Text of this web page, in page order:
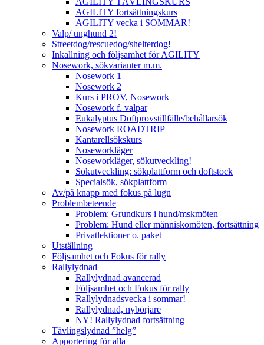
AGILITY fortsättningskurs
AGILITY vecka i SOMMAR!
Valp/ unghund 2!
Streetdog/rescuedog/shelterdog!
Inkallning och följsamhet för AGILITY
Nosework, sökvarianter m.m.
Nosework 1
Nosework 2
Kurs i PROV, Nosework
Nosework f. valpar
Eukalyptus Doftprovstillfälle/behållarsök
Nosework ROADTRIP
Kantarellsökskurs
Noseworkläger
Noseworkläger, sökutveckling!
Sökutveckling: sökplattform och doftstock
Specialsök, sökplattform
Av/på knapp med fokus på lugn
Problembeteende
Problem: Grundkurs i hund/mskmöten
Problem: Hund eller människomöten, fortsättning
Privatlektioner o. paket
Utställning
Följsamhet och Fokus för rally
Rallylydnad
Rallylydnad avancerad
Följsamhet och Fokus för rally
Rallylydnadsvecka i sommar!
Rallylydnad, nybörjare
NY! Rallylydnad fortsättning
Tävlingslydnad ”helg”
Apportering för alla